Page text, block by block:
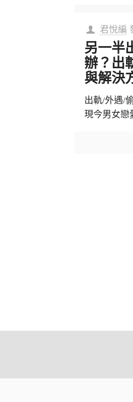
君悅編
另一半
辦？出
與解決
出軌/外遇/
現今男女戀